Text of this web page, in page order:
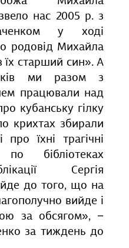
нас 2005 р. з
у ході
родовід Михайла
їх старший син». А
ми разом з
працювали над
кубанську гілку
крихтах збирали
про їхні трагічні
бібліотеках
Сергія
до того, що на
вийде і
за обсягом», −
за тиждень до